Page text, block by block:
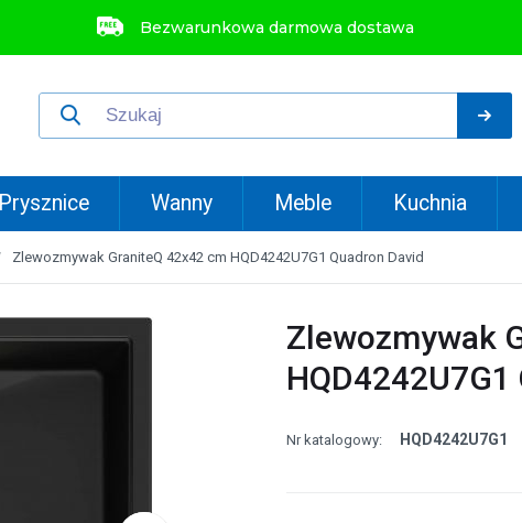
Bezwarunkowa darmowa dostawa
Prysznice Wanny Meble Kuchnia
Zlewozmywak GraniteQ 42x42 cm HQD4242U7G1 Quadron David
Zlewozmywak
Nr katalogowy: HQD4242U7G1